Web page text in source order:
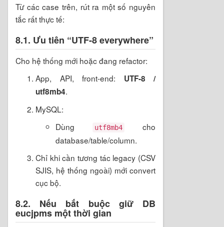
Từ các case trên, rút ra một số nguyên
tắc rất thực tế:
8.1. Ưu tiên “UTF-8 everywhere”
Cho hệ thống mới hoặc đang refactor:
App, API, front-end: UTF-8 /
utf8mb4.
MySQL:
Dùng
utf8mb4
cho
database/table/column.
Chỉ khi cần tương tác legacy (CSV
SJIS, hệ thống ngoài) mới convert
cục bộ.
8.2. Nếu bắt buộc giữ DB
eucjpms một thời gian